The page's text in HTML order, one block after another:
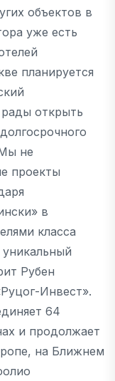
объектов в
уже есть
планируется
открыть
не
проекты
в
класса
Рубен
Инвест».
64
и продолжает
на Ближнем